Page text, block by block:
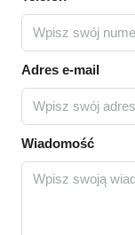
Adres e-mail
Wiadomość